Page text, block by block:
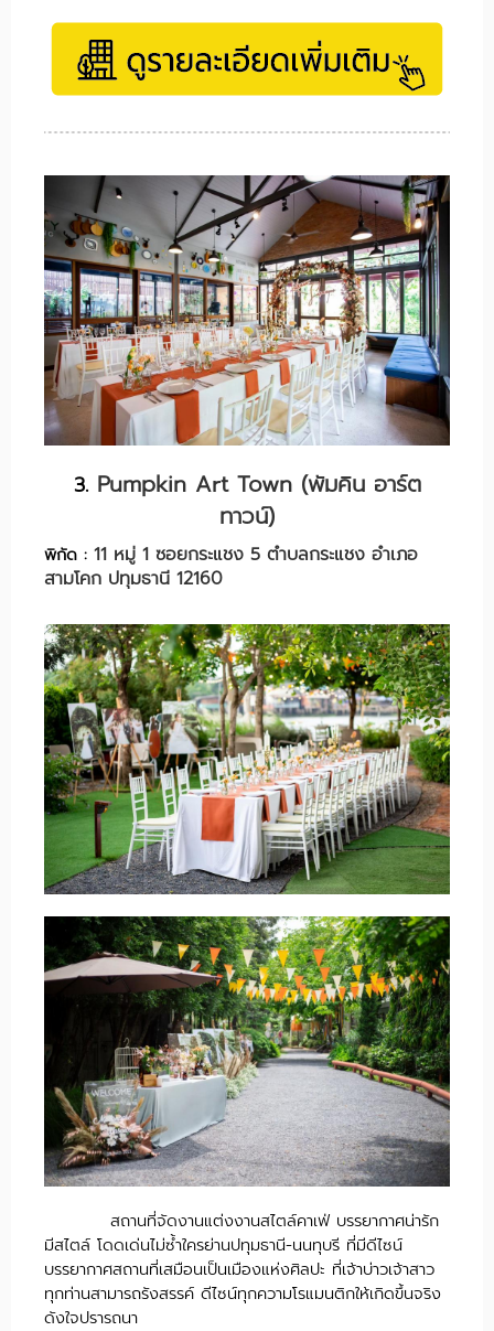
3. Pumpkin Art Town (พัมคิน อาร์ต
ทาวน์)
พิกัด : 11 หมู่ 1 ซอยกระแชง 5 ตำบลกระแชง อำเภอ
สามโคก ปทุมธานี 12160
สถานที่จัดงานแต่งงานสไตล์คาเฟ่ บรรยากาศน่ารัก
มีสไตล์ โดดเด่นไม่ซ้ำใครย่านปทุมธานี-นนทุบรี ที่มีดีไซน์
บรรยากาศสถานที่เสมือนเป็นเมืองแห่งศิลปะ ที่เจ้าบ่าวเจ้าสาว
ทุกท่านสามารถรังสรรค์ ดีไซน์ทุกความโรแมนติกให้เกิดขึ้นจริง
ดังใจปรารถนา